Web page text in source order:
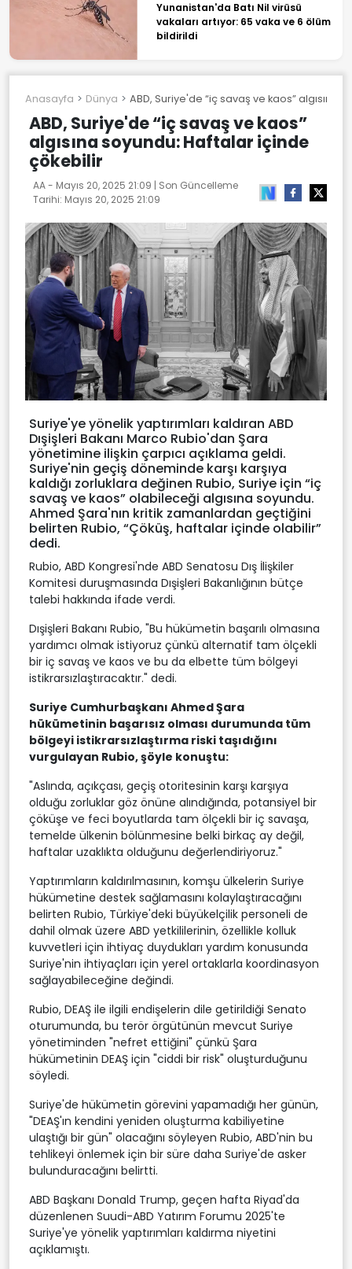
Yunanistan'da Batı Nil virüsü
vakaları artıyor: 65 vaka ve 6 ölüm
bildirildi
Anasayfa Dünya ABD, Suriye'de “iç savaş ve kaos”
ABD, Suriye'de “iç savaş ve kaos”
algısına soyundu: Haftalar içinde
çökebilir
AA - Mayıs 20, 2025 21:09 | Son Güncelleme
Tarihi: Mayıs 20, 2025 21:09
Suriye'ye yönelik yaptırımları kaldıran ABD
Dışişleri Bakanı Marco Rubio'dan Şara
yönetimine ilişkin çarpıcı açıklama geldi.
Suriye'nin geçiş döneminde karşı karşıya
kaldığı zorluklara değinen Rubio, Suriye için “iç
savaş ve kaos” olabileceği algısına soyundu.
Ahmed Şara'nın kritik zamanlardan geçtiğini
belirten Rubio, “Çöküş, haftalar içinde olabilir”
dedi.
Rubio, ABD Kongresi'nde ABD Senatosu Dış İlişkiler
Komitesi duruşmasında Dışişleri Bakanlığının bütçe
talebi hakkında ifade verdi.
Dışişleri Bakanı Rubio, "Bu hükümetin başarılı olmasına
yardımcı olmak istiyoruz çünkü alternatif tam ölçekli
bir iç savaş ve kaos ve bu da elbette tüm bölgeyi
istikrarsızlaştıracaktır." dedi.
Suriye Cumhurbaşkanı Ahmed Şara
hükümetinin başarısız olması durumunda tüm
bölgeyi istikrarsızlaştırma riski taşıdığını
vurgulayan Rubio, şöyle konuştu:
"Aslında, açıkçası, geçiş otoritesinin karşı karşıya
olduğu zorluklar göz önüne alındığında, potansiyel bir
çöküşe ve feci boyutlarda tam ölçekli bir iç savaşa,
temelde ülkenin bölünmesine belki birkaç ay değil,
haftalar uzaklıkta olduğunu değerlendiriyoruz."
Yaptırımların kaldırılmasının, komşu ülkelerin Suriye
hükümetine destek sağlamasını kolaylaştıracağını
belirten Rubio, Türkiye'deki büyükelçilik personeli de
dahil olmak üzere ABD yetkililerinin, özellikle kolluk
kuvvetleri için ihtiyaç duydukları yardım konusunda
Suriye'nin ihtiyaçları için yerel ortaklarla koordinasyon
sağlayabileceğine değindi.
Rubio, DEAŞ ile ilgili endişelerin dile getirildiği Senato
oturumunda, bu terör örgütünün mevcut Suriye
yönetiminden "nefret ettiğini" çünkü Şara
hükümetinin DEAŞ için "ciddi bir risk" oluşturduğunu
söyledi.
Suriye'de hükümetin görevini yapamadığı her günün,
"DEAŞ'ın kendini yeniden oluşturma kabiliyetine
ulaştığı bir gün" olacağını söyleyen Rubio, ABD'nin bu
tehlikeyi önlemek için bir süre daha Suriye'de asker
bulunduracağını belirtti.
ABD Başkanı Donald Trump, geçen hafta Riyad'da
düzenlenen Suudi-ABD Yatırım Forumu 2025'te
Suriye'ye yönelik yaptırımları kaldırma niyetini
açıklamıştı.